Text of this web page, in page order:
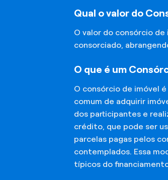
Qual o valor do
O valor do consórcio
consorciado,
O que é um
O consórcio de imóvel
comum de adquirir
dos participantes e
crédito, que pode ser
parcelas pagas pelos
contemplados. Essa
típicos do